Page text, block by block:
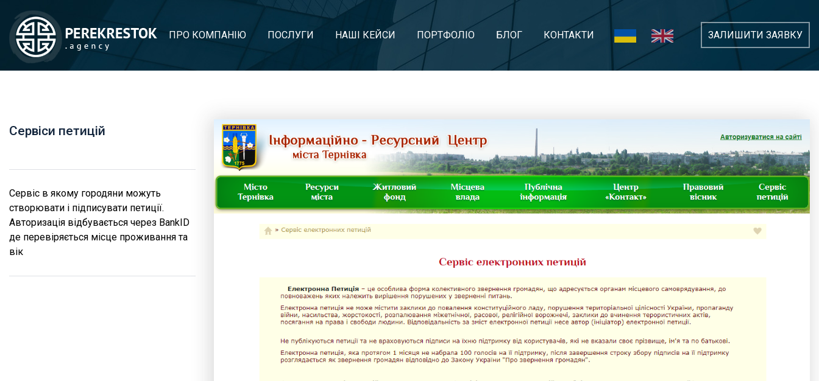
ПРО КОМПАНІЮ ПОСЛУГИ НАШІ КЕЙСИ ПОРТФОЛІО БЛОГ КОНТАКТИ ЗАЛИШИТИ ЗАЯВКУ
Сервіси петицій
Сервіс в якому городяни можуть
створювати і підписувати петиції.
Авторизація відбувається через BankID
де перевіряється місце проживання та
вік